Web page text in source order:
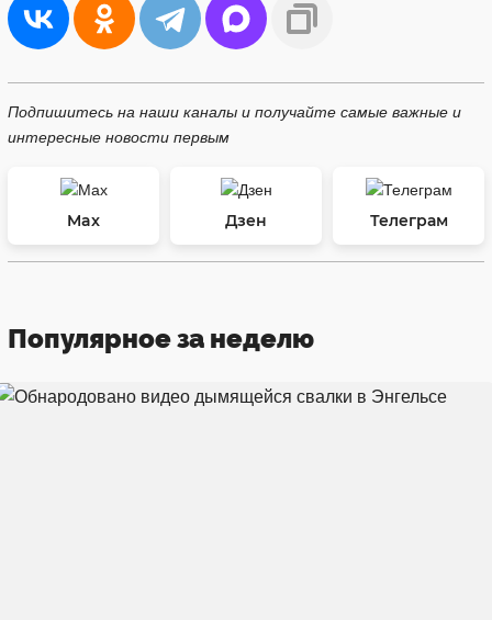
Подпишитесь на наши каналы и получайте самые важные и
интересные новости первым
Max Дзен Телеграм
Популярное за неделю